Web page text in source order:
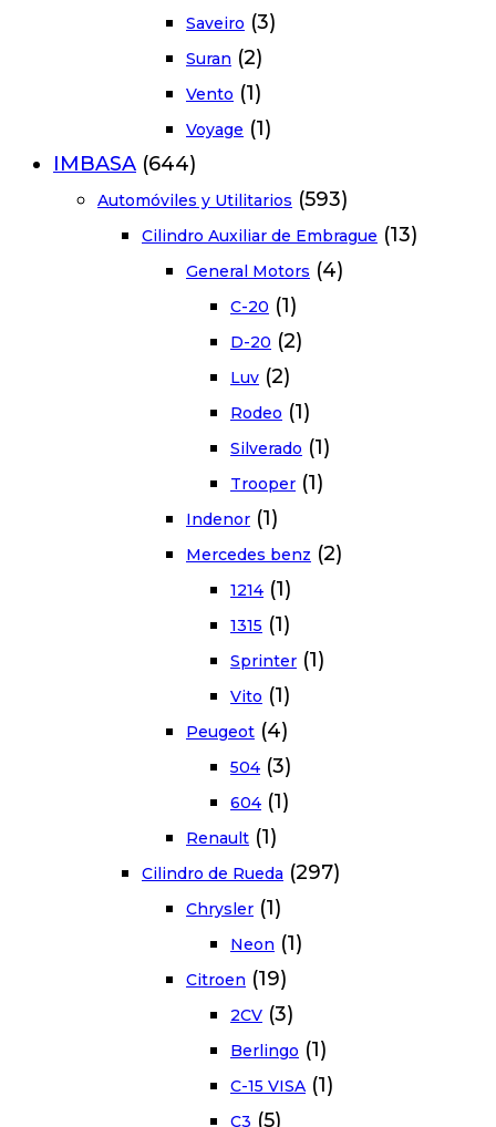
Saveiro (3)
Suran (2)
Vento (1)
Voyage (1)
IMBASA (644)
Automóviles y Utilitarios (593)
Cilindro Auxiliar de Embrague (13)
General Motors (4)
C-20 (1)
D-20 (2)
Luv (2)
Rodeo (1)
Silverado (1)
Trooper (1)
Indenor (1)
Mercedes benz (2)
1214 (1)
1315 (1)
Sprinter (1)
Vito (1)
Peugeot (4)
504 (3)
604 (1)
Renault (1)
Cilindro de Rueda (297)
Chrysler (1)
Neon (1)
Citroen (19)
2CV (3)
Berlingo (1)
C-15 VISA (1)
C3 (5)